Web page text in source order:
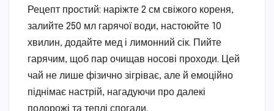
Рецепт простий: наріжте 2 см свіжого кореня,
залийте 250 мл гарячої води, настоюйте 10
хвилин, додайте мед і лимонний сік. Пийте
гарячим, щоб пар очищав носові проходи. Цей
чай не лише фізично зігріває, але й емоційно
піднімає настрій, нагадуючи про далекі
подорожі та теплі спогади.